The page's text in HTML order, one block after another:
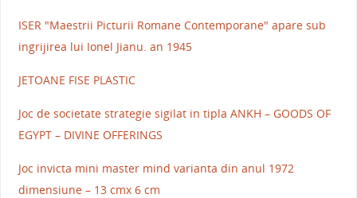
ISER "Maestrii Picturii Romane Contemporane" apare sub
ingrijirea lui Ionel Jianu. an 1945
JETOANE FISE PLASTIC
Joc de societate strategie sigilat in tipla ANKH – GOODS OF
EGYPT – DIVINE OFFERINGS
Joc invicta mini master mind varianta din anul 1972
dimensiune – 13 cmx 6 cm